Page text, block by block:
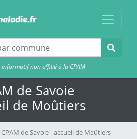
informatif non affilié à la CPAM
de Savoie
de Moûtiers
CPAM de Savoie - accueil de Moûtiers